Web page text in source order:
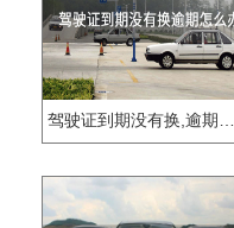
驾驶证到期没有换,逾期怎么办??